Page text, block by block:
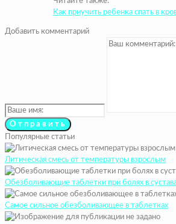
Как приучить ребенка спать в
Добавить комментарий
Популярные статьи
Литическая смесь от температуры взрослым
Обезболивающие таблетки при болях в
Самое сильное обезболивающее в таблетках